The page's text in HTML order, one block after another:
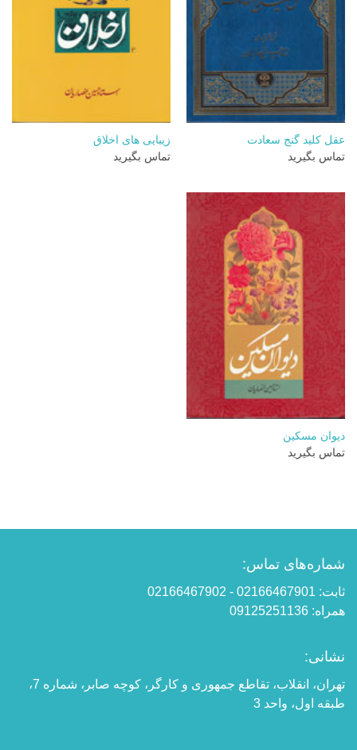
عقل کلید گنج سعادت
تماس بگیرید
زیبایی های اخلاق
تماس بگیرید
دیوان مسکین
تماس بگیرید
شماره‌های تماس:
ثابت: 02166467901 - 02166467902
همراه: 09125251136
نشانی:
تهران، انقلاب، تقاطع جمهوری و کارگر، کوچه صابر، شماره 7،
طبقه اول، واحد 3